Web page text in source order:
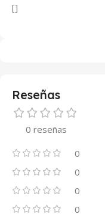
[]
Reseñas
0 reseñas
0
0
0
0